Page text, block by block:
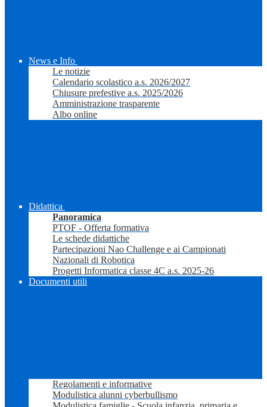
News e Info
Le notizie
Calendario scolastico a.s. 2026/2027
Chiusure prefestive a.s. 2025/2026
Amministrazione trasparente
Albo online
Didattica
Panoramica
PTOF - Offerta formativa
Le schede didattiche
Partecipazioni Nao Challenge e ai Campionati
Nazionali di Robotica
Progetti Informatica classe 4C a.s. 2025-26
Documenti utili
Regolamenti e informative
Modulistica alunni cyberbullismo